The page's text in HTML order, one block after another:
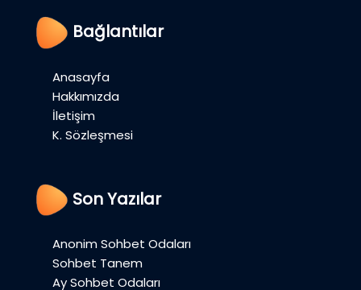
Bağlantılar
Anasayfa
Hakkımızda
İletişim
K. Sözleşmesi
Son Yazılar
Anonim Sohbet Odaları
Sohbet Tanem
Ay Sohbet Odaları